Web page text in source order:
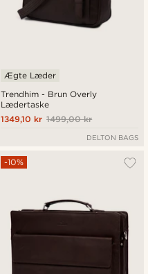
Trendhim - Brun Overly
Lædertaske
Ægte Læder
1499,00 kr
1349,10 kr
DELTON BAGS
-10%